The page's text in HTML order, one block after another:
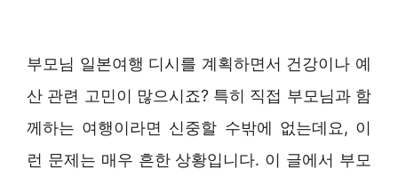
부모님 일본여행 디시를 계획하면서 건강이나 예
산 관련 고민이 많으시죠? 특히 직접 부모님과 함
께하는 여행이라면 신중할 수밖에 없는데요, 이
런 문제는 매우 흔한 상황입니다. 이 글에서 부모